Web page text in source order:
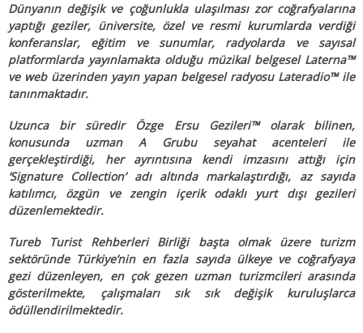
Dünyanın değişik ve çoğunlukla ulaşılması zor coğrafyalarına
yaptığı geziler, üniversite, özel ve resmi kurumlarda verdiği
konferanslar, eğitim ve sunumlar, radyolarda ve sayısal
platformlarda yayınlamakta olduğu müzikal belgesel Laterna™
ve web üzerinden yayın yapan belgesel radyosu Lateradio™ ile
tanınmaktadır.
Uzunca bir süredir Özge Ersu Gezileri™ olarak bilinen,
konusunda uzman A Grubu seyahat acenteleri ile
gerçekleştirdiği, her ayrıntısına kendi imzasını attığı için
‘Signature Collection’ adı altında markalaştırdığı, az sayıda
katılımcı, özgün ve zengin içerik odaklı yurt dışı gezileri
düzenlemektedir.
Tureb Turist Rehberleri Birliği başta olmak üzere turizm
sektöründe Türkiye’nin en fazla sayıda ülkeye ve coğrafyaya
gezi düzenleyen, en çok gezen uzman turizmcileri arasında
gösterilmekte, çalışmaları sık sık değişik kuruluşlarca
ödüllendirilmektedir.